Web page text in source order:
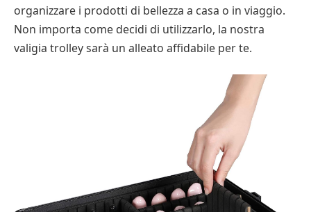
organizzare i prodotti di bellezza a casa o in viaggio.
Non importa come decidi di utilizzarlo, la nostra
valigia trolley sarà un alleato affidabile per te.